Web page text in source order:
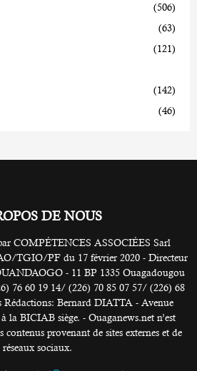
(506)
(63)
(121)
(142)
(46)
DE NOUS
COMPÉTENCES ASSOCIÉES Sarl
TGIO/PF du 17 février 2020 - Directeur
- 11 BP 1335 Ouagadougou
76 60 19 14/ (226) 70 85 07 57/ (226) 68
Rédactions: Bernard DIATTA - Avenue
la BICIAB siège. - Ouaganews.net n’est
contenus provenant de sites externes et de
réseaux sociaux.